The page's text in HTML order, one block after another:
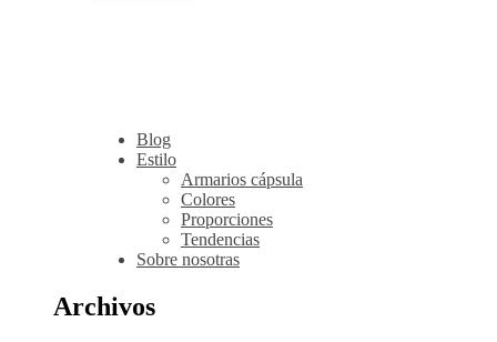
Blog
Estilo
Armarios cápsula
Colores
Proporciones
Tendencias
Sobre nosotras
Archivos